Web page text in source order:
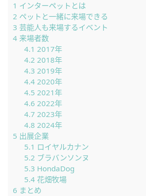
1 インターペットとは
2 ペットと⼀緒に来場できる
3 芸能人も来場するイベント
4 来場者数
4.1 2017年
4.2 2018年
4.3 2019年
4.42020年
4.5 2021年
4.6 2022年
4.7 2023年
4.8 2024年
5 出展企業
5.1 ロイヤルカナン
5.2 ブラバンソンヌ
5.3 HondaDog
5.4花畑牧場
6 まとめ